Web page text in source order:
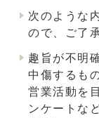
次のような
ので、ご了
趣旨が不明
中傷するも
営業活動を
ンケートな